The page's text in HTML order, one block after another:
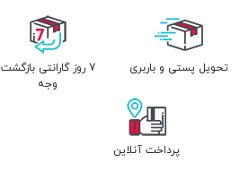
تحویل پستی و باربری
7 روز گارانتی بازگشت
وجه
پرداخت آنلاین